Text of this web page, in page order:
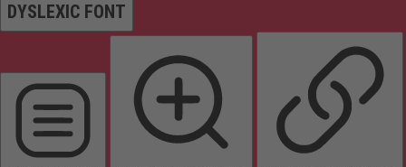
DYSLEXIC FONT